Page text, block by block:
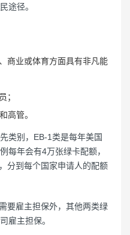
途径。
商业或体育方面具有非凡能
；
高管。
类别，EB-1类是每年美国
每年会有4万张绿卡配额，
分到每个国家申请人的配额
要雇主担保外，其他两类绿
雇主担保。